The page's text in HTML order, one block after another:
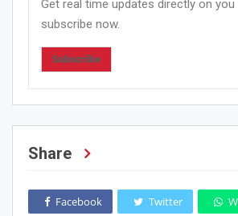
Get real time updates directly on you
subscribe now.
Subscribe
Share
Facebook Twitter